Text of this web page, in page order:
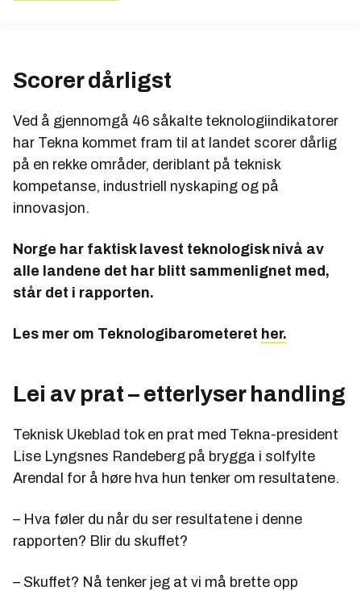
Scorer dårligst
Ved å gjennomgå 46 såkalte teknologiindikatorer
har Tekna kommet fram til at landet scorer dårlig
på en rekke områder, deriblant på teknisk
kompetanse, industriell nyskaping og på
innovasjon.
Norge har faktisk lavest teknologisk nivå av
alle landene det har blitt sammenlignet med,
står det i rapporten.
Les mer om Teknologibarometeret her.
Lei av prat – etterlyser handling
Teknisk Ukeblad tok en prat med Tekna-president
Lise Lyngsnes Randeberg på brygga i solfylte
Arendal for å høre hva hun tenker om resultatene.
– Hva føler du når du ser resultatene i denne
rapporten? Blir du skuffet?
– Skuffet? Nå tenker jeg at vi må brette opp